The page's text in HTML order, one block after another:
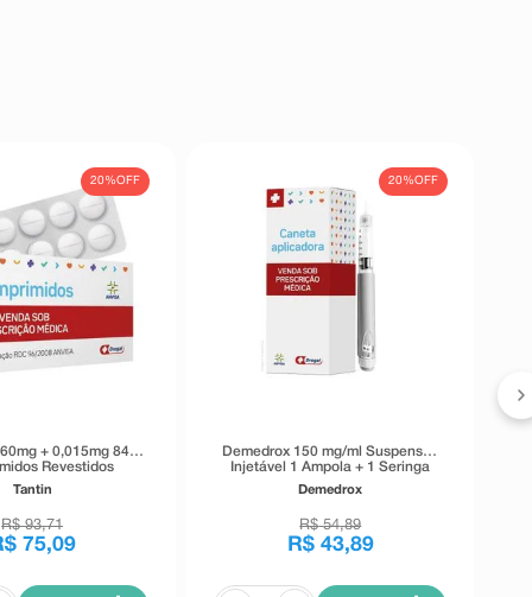
20%OFF
+ 0,015mg 84
Revestidos
Tantin
R$ 93,71
75,09
20%OFF
Demedrox 150 mg/ml Suspensão
Injetável 1 Ampola + 1 Seringa
Demedrox
R$ 54,89
R$ 43,89